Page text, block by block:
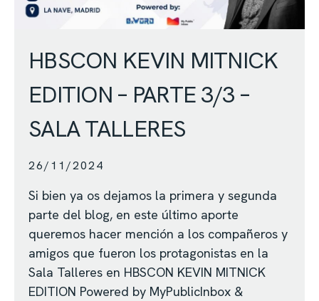
HBSCON KEVIN MITNICK
EDITION – PARTE 3/3 –
SALA TALLERES
26/11/2024
Si bien ya os dejamos la primera y segunda
parte del blog, en este último aporte
queremos hacer mención a los compañeros y
amigos que fueron los protagonistas en la
Sala Talleres en HBSCON KEVIN MITNICK
EDITION Powered by MyPublicInbox &